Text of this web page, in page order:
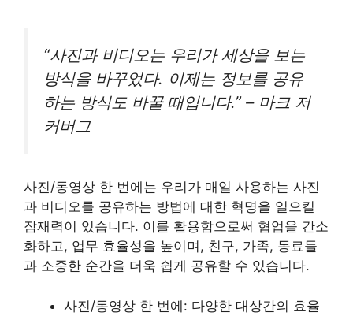
“사진과 비디오는 우리가 세상을 보는
방식을 바꾸었다. 이제는 정보를 공유
하는 방식도 바꿀 때입니다.” – 마크 저
커버그
사진/동영상 한 번에는 우리가 매일 사용하는 사진
과 비디오를 공유하는 방법에 대한 혁명을 일으킬
잠재력이 있습니다. 이를 활용함으로써 협업을 간소
화하고, 업무 효율성을 높이며, 친구, 가족, 동료들
과 소중한 순간을 더욱 쉽게 공유할 수 있습니다.
사진/동영상 한 번에: 다양한 대상간의 효율